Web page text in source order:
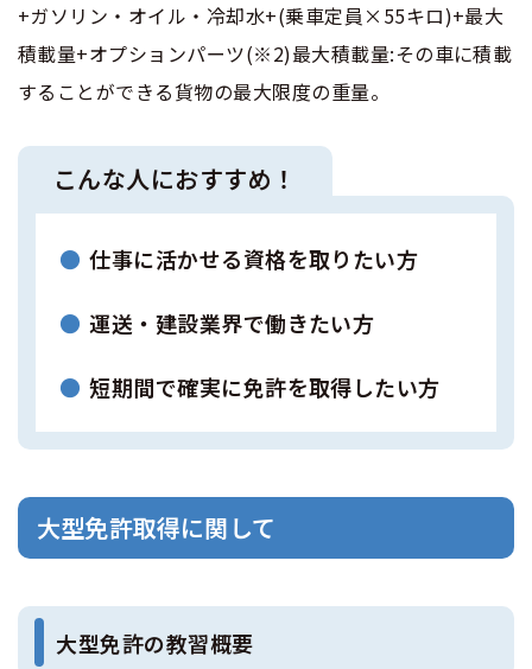
+ガソリン・オイル・冷却水+(乗車定員×55キロ)+最大
積載量+オプションパーツ(※2)最大積載量:その車に積載
することができる貨物の最大限度の重量。
こんな人におすすめ！
仕事に活かせる資格を取りたい方
運送・建設業界で働きたい方
短期間で確実に免許を取得したい方
大型免許取得に関して
大型免許の教習概要